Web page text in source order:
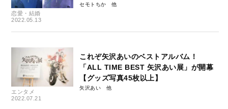
恋愛・結婚
2022.05.13
セモトちか
エンタメ
2022.07.21
これぞ矢沢あいのベストアルバム！
「ALL TIME BEST 矢沢あい展」が開幕
【グッズ写真45枚以上】
矢沢あい